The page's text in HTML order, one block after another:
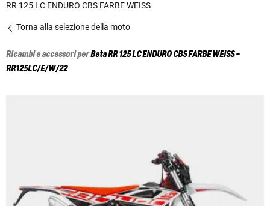
RR 125 LC ENDURO CBS FARBE WEISS
Torna alla selezione della moto
Ricambi e accessori perBetaRR 125 LC ENDURO CBS FARBE WEISS -
RR125LC/E/W/22